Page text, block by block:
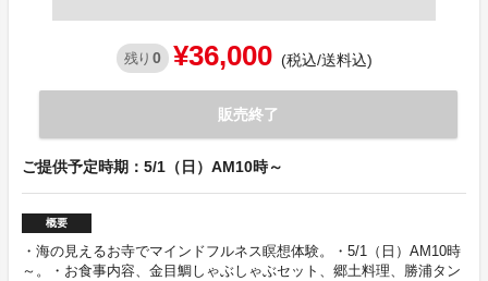
残り 0 ¥36,000 (税込/送料込)
販売終了
ご提供予定時期：5/1（日）AM10時～
概要
・海の見えるお寺でマインドフルネス瞑想体験。・5/1（日）AM10時
～。・お食事内容、金目鯛しゃぶしゃぶセット、郷土料理、勝浦タン